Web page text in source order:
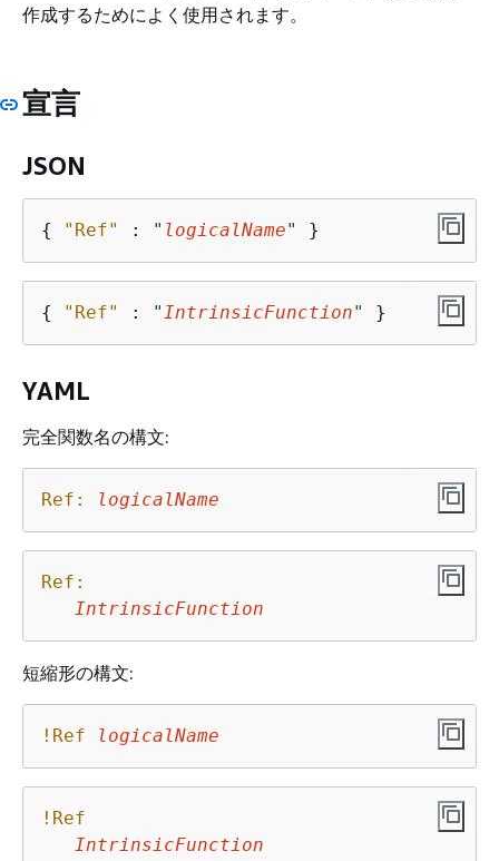
作成するためによく使用されます。
宣言
JSON
{ "Ref" : " logicalName" }
{ "Ref" : "IntrinsicFunction" }
YAML
完全関数名の構文:
Ref: logicalName
Ref:
IntrinsicFunction
短縮形の構文:
!Ref logicalName
!Ref
IntrinsicFunction